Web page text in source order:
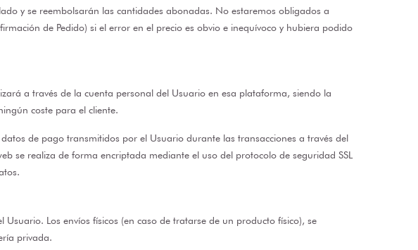
y se reembolsarán las cantidades abonadas. No estaremos obligados a
de Pedido) si el error en el precio es obvio e inequívoco y hubiera podido
a través de la cuenta personal del Usuario en esa plataforma, siendo la
coste para el cliente.
de pago transmitidos por el Usuario durante las transacciones a través del
se realiza de forma encriptada mediante el uso del protocolo de seguridad SSL
Los envíos físicos (en caso de tratarse de un producto físico), se
privada.